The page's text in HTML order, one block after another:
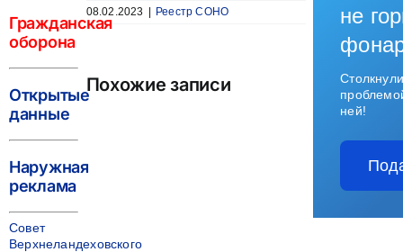
08.02.2023 Реестр СОНО
Похожие записи
Гражданская
оборона
Открытые
данные
Наружная
реклама
Совет
Верхнеландеховского
не
ней!